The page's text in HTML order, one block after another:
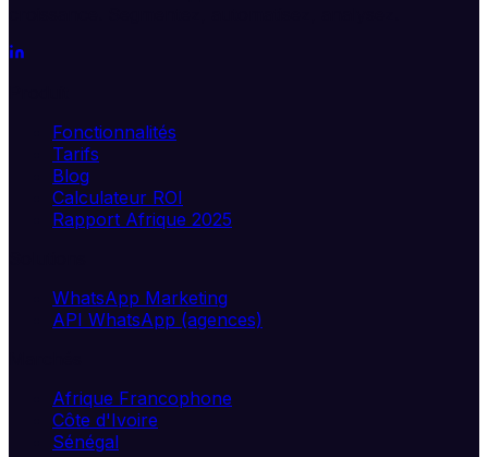
Fonctionnalités
Tarifs
Blog
Calculateur ROI
Rapport Afrique 2025
WhatsApp Marketing
API WhatsApp (agences)
Afrique Francophone
Côte d'Ivoire
Sénégal